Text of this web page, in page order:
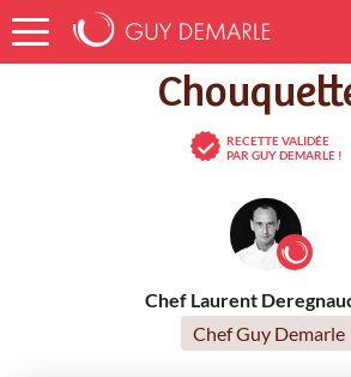
Accueil Recettes Chouquettes
RECETTE VALIDÉE
PAR GUY DEMARLE !
Chef Laurent
Chef Guy Demarle